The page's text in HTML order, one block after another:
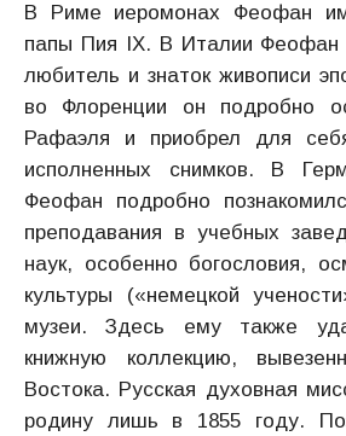
В Риме иеромонах Феофан
папы Пия IX. В Италии Феофан
любитель и знаток живописи
во Флоренции он подробно
Рафаэля и приобрел для
исполненных снимков. В
Феофан подробно
преподавания в учебных
наук, особенно богословия,
культуры («немецкой
музеи. Здесь ему также
книжную коллекцию,
Востока. Русская духовная
родину лишь в 1855 году.